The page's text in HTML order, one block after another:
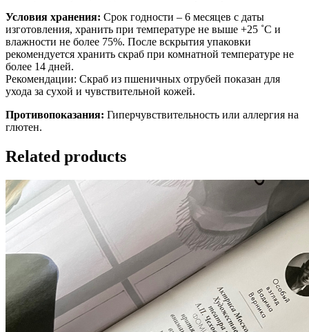
Условия хранения: Срок годности – 6 месяцев с даты
изготовления, хранить при температуре не выше +25 ˚C и
влажности не более 75%. После вскрытия упаковки
рекомендуется хранить скраб при комнатной температуре не
более 14 дней.
Рекомендации: Скраб из пшеничных отрубей показан для
ухода за сухой и чувствительной кожей.
Противопоказания: Гиперчувствительность или аллергия на
глютен.
Related products